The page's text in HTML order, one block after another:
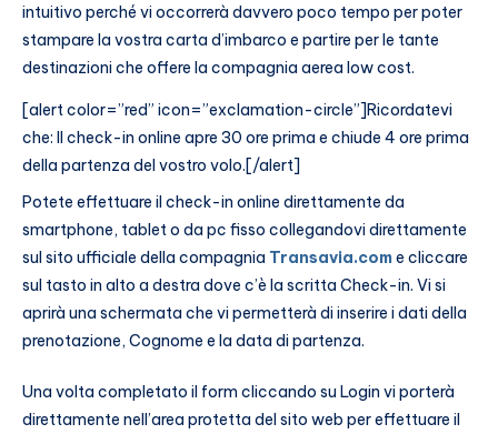
intuitivo perché vi occorrerà davvero poco tempo per poter
stampare la vostra carta d’imbarco e partire per le tante
destinazioni che offere la compagnia aerea low cost.
[alert color=”red” icon=”exclamation-circle”]Ricordatevi
che: Il check-in online apre 30 ore prima e chiude 4 ore prima
della partenza del vostro volo.[/alert]
Potete effettuare il check-in online direttamente da
smartphone, tablet o da pc fisso collegandovi direttamente
sul sito ufficiale della compagnia Transavia.come cliccare
sul tasto in alto a destra dove c’è la scritta Check-in. Vi si
aprirà una schermata che vi permetterà di inserire i dati della
prenotazione, Cognome e la data di partenza.
Una volta completato il form cliccando su Login vi porterà
direttamente nell’area protetta del sito web per effettuare il